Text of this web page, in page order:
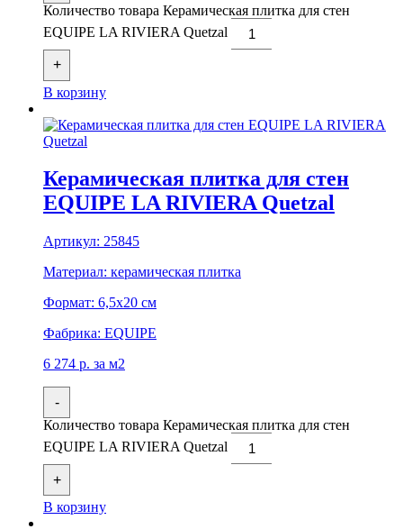
Количество товара Керамическая плитка для стен
EQUIPE LA RIVIERA Quetzal
+
В корзину
Керамическая плитка для стен
EQUIPE LA RIVIERA Quetzal
Артикул: 25845
Материал: керамическая плитка
Формат: 6,5x20 см
Фабрика: EQUIPE
6 274 р. за м2
-
Количество товара Керамическая плитка для стен
EQUIPE LA RIVIERA Quetzal
+
В корзину